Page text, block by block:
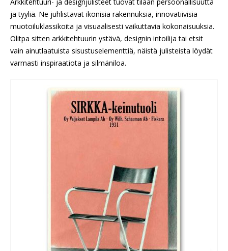
ja tyyliä. Ne juhlistavat ikonisia rakennuksia, innovatiivisia
muotoiluklassikoita ja visuaalisesti vaikuttavia kokonaisuuksia.
Olitpa sitten arkkitehtuurin ystävä, designin intoilija tai etsit
vain ainutlaatuista sisustuselementtiä, näistä julisteista löydät
varmasti inspiraatiota ja silmäniloa.